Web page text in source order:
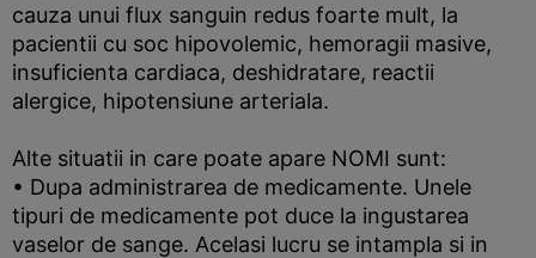
cauza unui flux sanguin redus foarte mult, la
pacientii cu soc hipovolemic, hemoragii masive,
insuficienta cardiaca, deshidratare, reactii
alergice, hipotensiune arteriala.
Alte situatii in care poate apare NOMI sunt:
• Dupa administrarea de medicamente. Unele
tipuri de medicamente pot duce la ingustarea
vaselor de sange. Acelasi lucru se intampla si in